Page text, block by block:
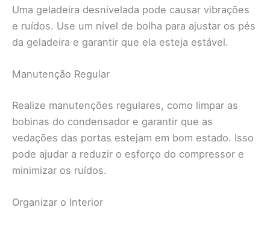
Uma geladeira desnivelada pode causar vibrações
e ruídos. Use um nível de bolha para ajustar os pés
da geladeira e garantir que ela esteja estável.
Manutenção Regular
Realize manutenções regulares, como limpar as
bobinas do condensador e garantir que as
vedações das portas estejam em bom estado. Isso
pode ajudar a reduzir o esforço do compressor e
minimizar os ruídos.
Organizar o Interior